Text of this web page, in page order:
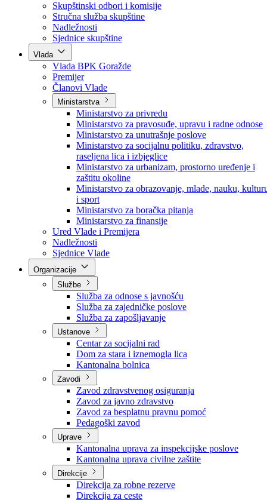
Poslanici po strankama
Poslanici po klubovima naroda
Kolegij skupštine
Skupštinski odbori i komisije
Stručna služba skupštine
Nadležnosti
Sjednice skupštine
Vlada
Vlada BPK Goražde
Premijer
Članovi Vlade
Ministarstva
Ministarstvo za privredu
Ministarstvo za pravosuđe, upravu i radne odnose
Ministarstvo za unutrašnje poslove
Ministarstvo za socijalnu politiku, zdravstvo,
raseljena lica i izbjeglice
Ministarstvo za urbanizam, prostorno uređenje i
zaštitu okoline
Ministarstvo za obrazovanje, mlade, nauku,
i sport
Ministarstvo za boračka pitanja
Ministarstvo za finansije
Ured Vlade i Premijera
Nadležnosti
Sjednice Vlade
Službe
Služba za odnose s javnošću
Služba za zajedničke poslove
Služba za zapošljavanje
Ustanove
Centar za socijalni rad
Dom za stara i iznemogla lica
Kantonalna bolnica
Zavodi
Zavod zdravstvenog osiguranja
Zavod za javno zdravstvo
Zavod za besplatnu pravnu pomoć
Pedagoški zavod
Uprave
Kantonalna uprava za inspekcijske poslove
Kantonalna uprava civilne zaštite